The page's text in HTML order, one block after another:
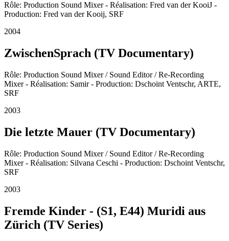
Rôle: Production Sound Mixer - Réalisation: Fred van der KooiJ -
Production: Fred van der Kooij, SRF
2004
ZwischenSprach (TV Documentary)
Rôle: Production Sound Mixer / Sound Editor / Re-Recording
Mixer - Réalisation: Samir - Production: Dschoint Ventschr, ARTE,
SRF
2003
Die letzte Mauer (TV Documentary)
Rôle: Production Sound Mixer / Sound Editor / Re-Recording
Mixer - Réalisation: Silvana Ceschi - Production: Dschoint Ventschr,
SRF
2003
Fremde Kinder - (S1, E44) Muridi aus
Zürich (TV Series)